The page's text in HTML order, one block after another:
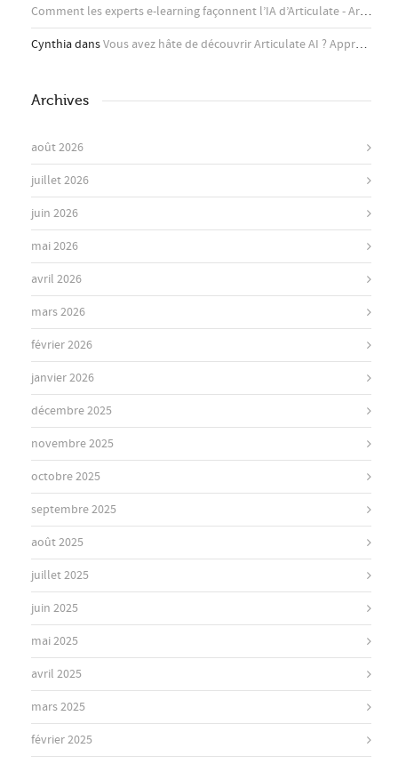
Comment les experts e-learning façonnent l’IA d’Articulate - Articulate
CynthiadansVous avez hâte de découvrir Articulate AI ? Apprenez-en plus ici !
Archives
août 2026
juillet 2026
juin 2026
mai 2026
avril 2026
mars 2026
février 2026
janvier 2026
décembre 2025
novembre 2025
octobre 2025
septembre 2025
août 2025
juillet 2025
juin 2025
mai 2025
avril 2025
mars 2025
février 2025